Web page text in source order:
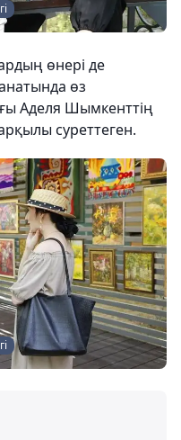
өнері де
өз
Аделя Шымкенттің
суреттеген.